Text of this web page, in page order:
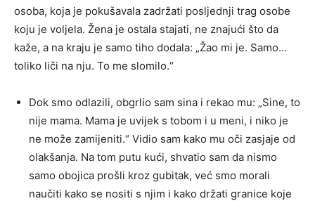
osoba, koja je pokušavala zadržati posljednji trag osobe
koju je voljela. Žena je ostala stajati, ne znajući što da
kaže, a na kraju je samo tiho dodala: „Žao mi je. Samo…
toliko liči na nju. To me slomilo.“
Dok smo odlazili, obgrlio sam sina i rekao mu: „Sine, to
nije mama. Mama je uvijek s tobom i u meni, i niko je
ne može zamijeniti.“ Vidio sam kako mu oči zasjaje od
olakšanja. Na tom putu kući, shvatio sam da nismo
samo obojica prošli kroz gubitak, već smo morali
naučiti kako se nositi s njim i kako držati granice koje